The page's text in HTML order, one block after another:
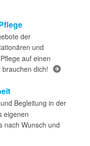
der
und
auf einen
brauchen dich!
Begleitung in der
eigenen
nach Wunsch und